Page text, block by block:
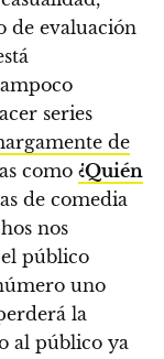
de evaluación
series
de
como ¿Quién
de comedia
nos
público
uno
la
al público ya